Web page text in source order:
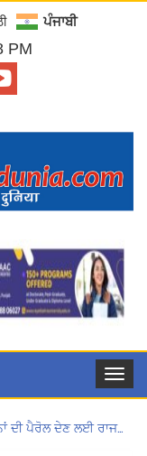
ਪੰਜਾਬੀ
PM
Toggle
ਮੁੱਖ ਮੰਤਰੀ ਮਾਨ ਨੇ ਜਗਤਾਰ ਸਿੰਘ ਹਵਾਰਾ ਨੂੰ 10 ਦਿਨਾਂ ਦੀ ਪੈਰੋਲ ਦੇਣ ਲਈ ਰਾਜਪਾਲ ਨੂੰ ਲਿਖਿਆ ਪੱਤਰ